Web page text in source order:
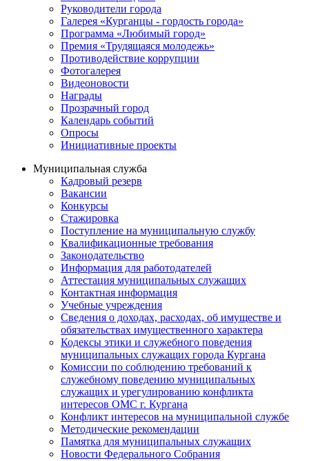
Руководители города
Галерея «Курганцы - гордость города»
Программа «Любимый город»
Премия «Трудящаяся молодежь»
Противодействие коррупции
Фотогалерея
Видеоновости
Награды
Прозрачный город
Календарь событий
Опросы
Инициативные проекты
Муниципальная служба
Кадровый резерв
Вакансии
Конкурсы
Стажировка
Поступление на муниципальную службу
Квалификационные требования
Законодательство
Информация для работодателей
Аттестация муниципальных служащих
Контактная информация
Учебные учреждения
Сведения о доходах, расходах, об имуществе и
обязательствах имущественного характера
Кодексы этики и служебного поведения
муниципальных служащих города Кургана
Комиссии по соблюдению требований к
служебному поведению муниципальных
служащих и урегулированию конфликта
интересов ОМС г. Кургана
Конфликт интересов на муниципальной службе
Методические рекомендации
Памятка для муниципальных служащих
Новости Федерального Cобрания